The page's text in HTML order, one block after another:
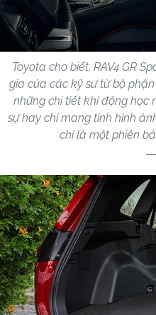
Toyota cho biết, RAV4 GR
gia của các kỹ sư từ bộ
những chi tiết khí động học
sự hay chỉ mang tính hình
chỉ là một phiên